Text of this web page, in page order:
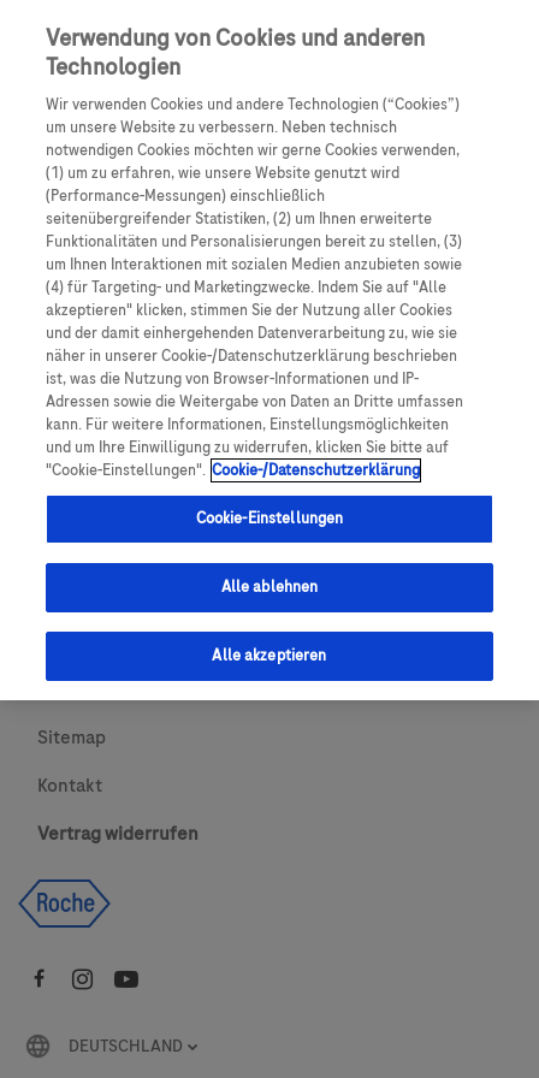
Skip to main content 0
Produkte Artikel
Es tut uns leid, aber es gibt keine Ergebnisse für:
Über Roche
Impressum
Rechtliche Hinweise
Datenschutz
Cookie-Einstellungen
Urheberrecht
Newsletter abonnieren
Sitemap
Kontakt
Vertrag widerrufen
DEUTSCHLAND
Verwendung von Cookies und anderen
Technologien
Wir verwenden Cookies und andere Technologien (“Cookies”)
um unsere Website zu verbessern. Neben technisch
notwendigen Cookies möchten wir gerne Cookies verwenden,
(1) um zu erfahren, wie unsere Website genutzt wird
(Performance-Messungen) einschließlich
seitenübergreifender Statistiken, (2) um Ihnen erweiterte
Funktionalitäten und Personalisierungen bereit zu stellen, (3)
um Ihnen Interaktionen mit sozialen Medien anzubieten sowie
(4) für Targeting- und Marketingzwecke. Indem Sie auf "Alle
akzeptieren" klicken, stimmen Sie der Nutzung aller Cookies
und der damit einhergehenden Datenverarbeitung zu, wie sie
näher in unserer Cookie-/Datenschutzerklärung beschrieben
ist, was die Nutzung von Browser-Informationen und IP-
Adressen sowie die Weitergabe von Daten an Dritte umfassen
kann. Für weitere Informationen, Einstellungsmöglichkeiten
und um Ihre Einwilligung zu widerrufen, klicken Sie bitte auf
"Cookie-Einstellungen". Cookie-/Datenschutzerklärung
Cookie-Einstellungen
Alle ablehnen
Alle akzeptieren